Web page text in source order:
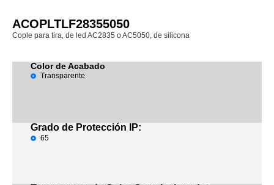
ACOPLTLF28355050
Cople para tira, de led AC2835 o AC5050, de silicona
Color de Acabado
Transparente
Grado de Protección IP:
65